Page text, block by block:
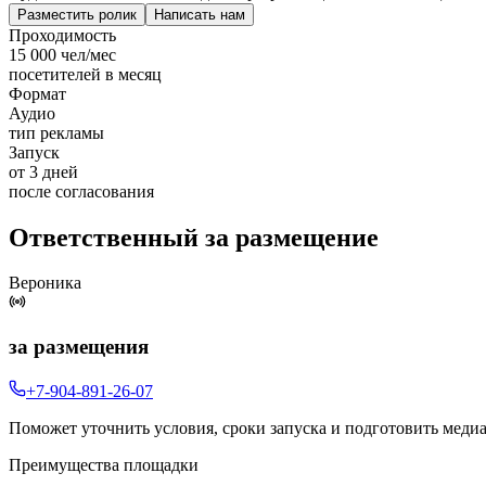
Разместить ролик Написать нам
Проходимость
15 000 чел/мес
посетителей в месяц
Формат
Аудио
тип рекламы
Запуск
от 3 дней
после согласования
Ответственный за размещение
Вероника
за размещения
+7-904-891-26-07
Поможет уточнить условия, сроки запуска и подготовить
Преимущества площадки